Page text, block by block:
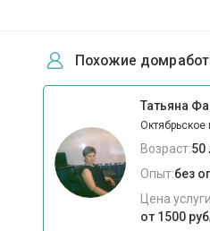
Похожие
Татьяна
Октябрьское
Возраст:50
Опыт:без
Цена
от 1500